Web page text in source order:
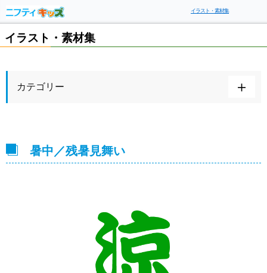
イラスト・素材集
イラスト・素材集
カテゴリー
暑中／残暑見舞い